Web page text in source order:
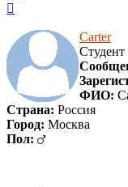
началу
Carter
Студент
ФИО:
Страна: Россия
Город: Москва
Пол: